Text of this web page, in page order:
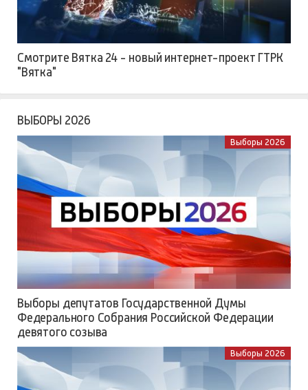
Смотрите Вятка 24 - новый интернет-проект ГТРК
"Вятка"
ВЫБОРЫ 2026
Выборы 2026
Выборы депутатов Государственной Думы
Федерального Собрания Российской Федерации
девятого созыва
Выборы 2026